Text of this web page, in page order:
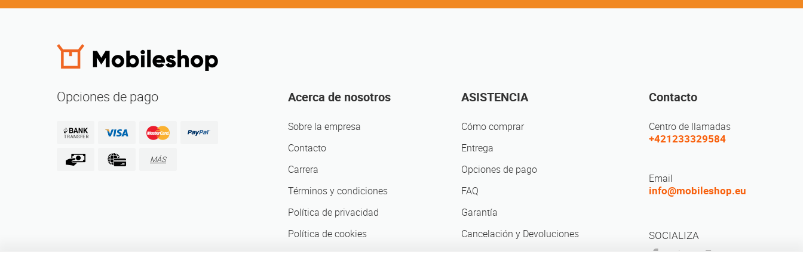
Opciones de pago
MÁS
Acerca de nosotros
Sobre la empresa
Contacto
Carrera
Términos y condiciones
Política de privacidad
Política de cookies
Compañeros de negocio
ASISTENCIA
Cómo comprar
Entrega
Opciones de pago
FAQ
Garantía
Cancelación y Devoluciones
Contacto
Centro de llamadas
+421233329584
Email
info@mobileshop.eu
SOCIALIZA